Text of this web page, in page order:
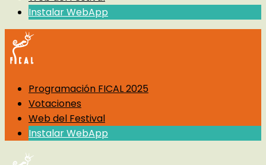
Instalar WebApp
Programación FICAL 2025
Votaciones
Web del Festival
Instalar WebApp